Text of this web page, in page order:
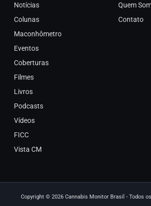
Notícias
Colunas
Maconhômetro
Eventos
Coberturas
Filmes
Livros
Podcasts
Vídeos
FICC
Vista CM
Quem
Contato
Copyright © 2026 Cannabis Monitor Brasil - Todos